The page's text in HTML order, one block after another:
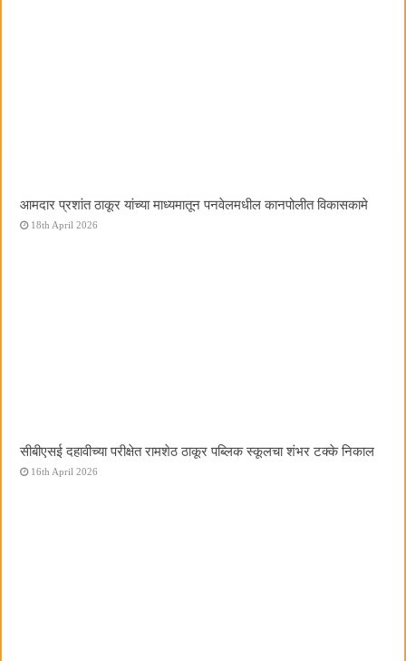
आमदार प्रशांत ठाकूर यांच्या माध्यमातून पनवेलमधील कानपोलीत विकासकामे
18th April 2026
सीबीएसई दहावीच्या परीक्षेत रामशेठ ठाकूर पब्लिक स्कूलचा शंभर टक्के निकाल
16th April 2026